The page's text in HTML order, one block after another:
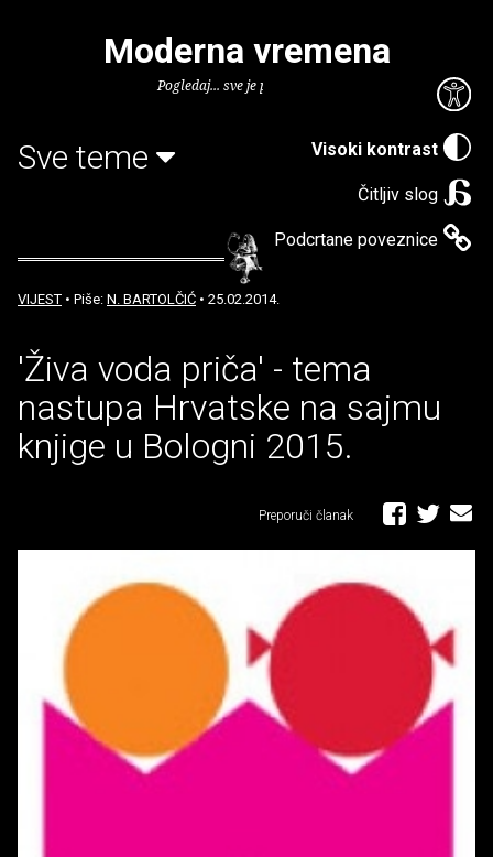
Visoki kontrast
Čitljiv slog
Podcrtane poveznice
Moderna vremena
Pogledaj... sve je puno knjiga.
Sve teme
VIJEST • Piše: N. BARTOLČIĆ • 25.02.2014.
'Živa voda priča' - tema
nastupa Hrvatske na sajmu
knjige u Bologni 2015.
Preporuči članak